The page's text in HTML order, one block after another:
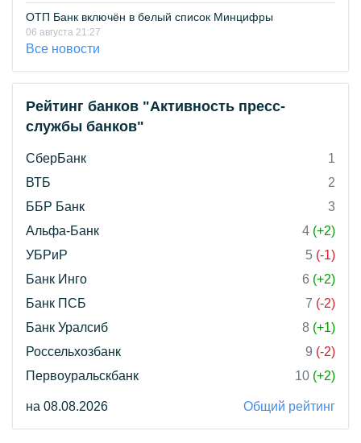
ОТП Банк включён в белый список Минцифры
06 августа 21:27
Все новости
Рейтинг банков "Активность пресс-
службы банков"
СберБанк
1
ВТБ
2
ББР Банк
3
Альфа-Банк
4 (+2)
УБРиР
5 (-1)
Банк Инго
6 (+2)
Банк ПСБ
7 (-2)
Банк Уралсиб
8 (+1)
Россельхозбанк
9 (-2)
Первоуральскбанк
10 (+2)
на 08.08.2026 Общий рейтинг